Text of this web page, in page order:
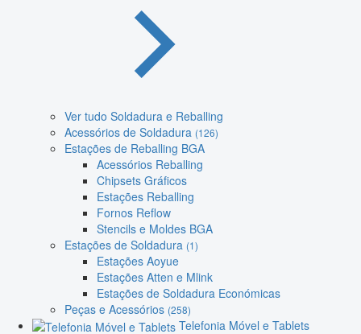
Ver tudo Soldadura e Reballing
Acessórios de Soldadura (126)
Estações de Reballing BGA
Acessórios Reballing
Chipsets Gráficos
Estações Reballing
Fornos Reflow
Stencils e Moldes BGA
Estações de Soldadura (1)
Estações Aoyue
Estações Atten e Mlink
Estações de Soldadura Económicas
Peças e Acessórios (258)
Telefonia Móvel e Tablets